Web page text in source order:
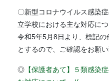
〇新型コロナウイルス感染
立学校における主な対応に
令和5年5月8日より、標記の
とするので、ご確認をお願い
◎ 【保護者あて】５類感染